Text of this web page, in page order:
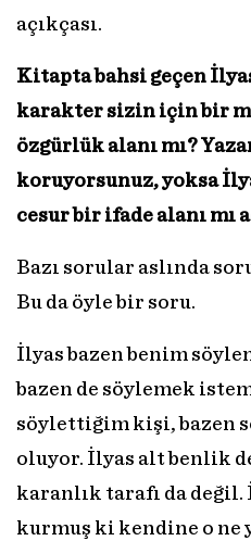
açıkçası.
Kitapta bahsi geçen
karakter sizin için bir
özgürlük alanı mı?
koruyorsunuz, yoksa
cesur bir ifade alanı mı
Bazı sorular aslında
Bu da öyle bir soru.
İlyas bazen benim
bazen de söylemek
söylettiğim kişi, bazen
oluyor. İlyas alt benlik
karanlık tarafı da
kurmuş ki kendine o ne